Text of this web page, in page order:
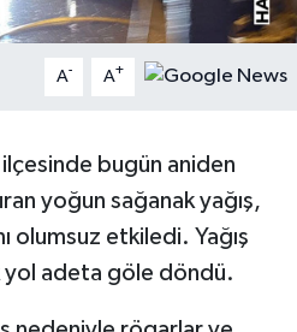
A- A+
bugün aniden
yoğun sağanak yağış,
olumsuz etkiledi. Yağış
yol adeta göle döndü.